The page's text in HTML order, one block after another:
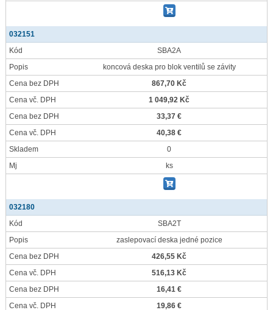
032151
Kód
SBA2A
Popis
koncová deska pro blok ventilů se závity
Cena bez DPH
867,70 Kč
Cena vč. DPH
1 049,92 Kč
Cena bez DPH
33,37 €
Cena vč. DPH
40,38 €
Skladem
0
Mj
ks
032180
Kód
SBA2T
Popis
zaslepovací deska jedné pozice
Cena bez DPH
426,55 Kč
Cena vč. DPH
516,13 Kč
Cena bez DPH
16,41 €
Cena vč. DPH
19,86 €